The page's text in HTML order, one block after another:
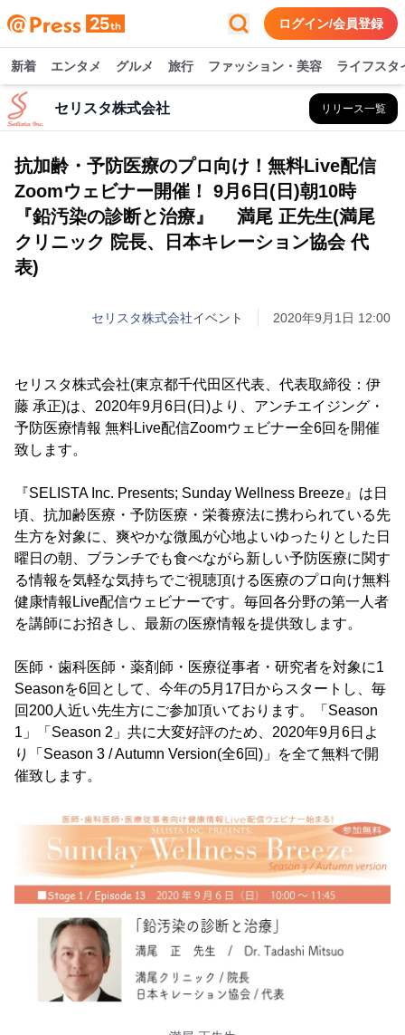
ログイン/会員登録
新着 エンタメ グルメ 旅行 ファッション・美容 ライフスタ
セリスタ株式会社 リリース一覧
抗加齢・予防医療のプロ向け！無料Live配信
Zoomウェビナー開催！ 9月6日(日)朝10時
『鉛汚染の診断と治療』 満尾 正先生(満尾
クリニック 院長、日本キレーション協会 代
表)
セリスタ株式会社イベント 2020年9月1日 12:00
セリスタ株式会社(東京都千代田区代表、代表取締役：伊
藤 承正)は、2020年9月6日(日)より、アンチエイジング・
予防医療情報 無料Live配信Zoomウェビナー全6回を開催
致します。
『SELISTA Inc. Presents; Sunday Wellness Breeze』は日
頃、抗加齢医療・予防医療・栄養療法に携わられている先
生方を対象に、爽やかな微風が心地よいゆったりとした日
曜日の朝、ブランチでも食べながら新しい予防医療に関す
る情報を気軽な気持ちでご視聴頂ける医療のプロ向け無料
健康情報Live配信ウェビナーです。毎回各分野の第一人者
を講師にお招きし、最新の医療情報を提供致します。
医師・歯科医師・薬剤師・医療従事者・研究者を対象に1
Seasonを6回として、今年の5月17日からスタートし、毎
回200人近い先生方にご参加頂いております。「Season
1」「Season 2」共に大変好評のため、2020年9月6日よ
り「Season 3 / Autumn Version(全6回)」を全て無料で開
催致します。